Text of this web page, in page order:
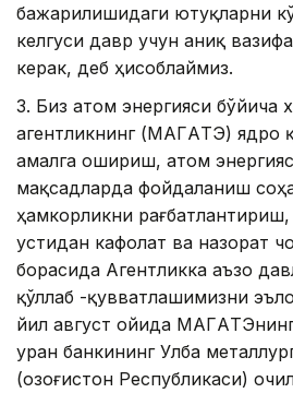
бажарилишидаги ютуқларни
келгуси давр учун аниқ
керак, деб ҳисоблаймиз.
3. Биз атом энергияси бўйича
агентликнинг (МAГAТЭ) ядро
амалга ошириш, атом
мақсадларда фойдаланиш
ҳамкорликни
устидан кафолат ва назорат
борасида Агентликка аъзо
қўллаб -қувватлашимизни
йил август ойида
уран банкининг Улба
(Қозоғистон Республикаси)